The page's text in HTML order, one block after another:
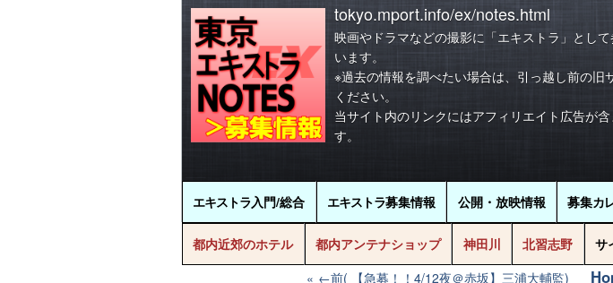
tokyo.mport.info/ex/notes.html
映画やドラマなどの撮影に「エキストラ」とし
います。
※過去の情報を調べたい場合は、引っ越し前の旧
ください。
当サイト内のリンクにはアフィリエイト広告が
す。
エキストラ入門/総合 エキストラ募集情報 公開・放映情報 募集カ
都内近郊のホテル 都内アンテナショップ 神田川 北習志野
サ
←前( 【急募！！4/12夜＠赤坂】三浦大輔監)